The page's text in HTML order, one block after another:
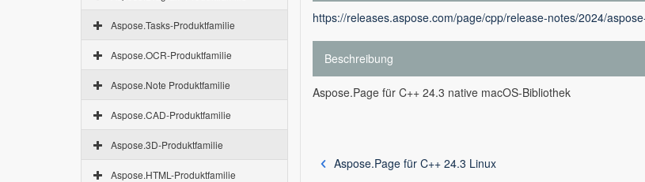
Aspose.Tasks-Produktfamilie
Aspose.OCR-Produktfamilie
Aspose.Note Produktfamilie
Aspose.CAD-Produktfamilie
Aspose.3D-Produktfamilie
Aspose.HTML-Produktfamilie
https://releases.aspose.com/page/cpp/release-notes/2024/
Beschreibung
Aspose.Page für C++ 24.3 native macOS-Bibliothek
Aspose.Page für C++ 24.3 Linux